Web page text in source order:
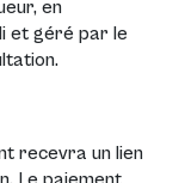
en
et géré par le
recevra un lien